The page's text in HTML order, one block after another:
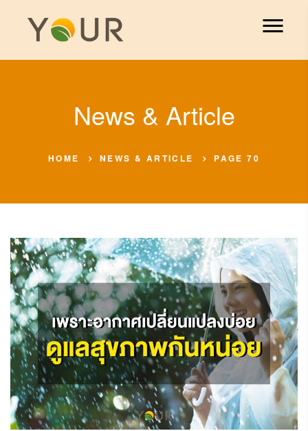
News & Article
HOME NEWS & ARTICLE PAGE 70